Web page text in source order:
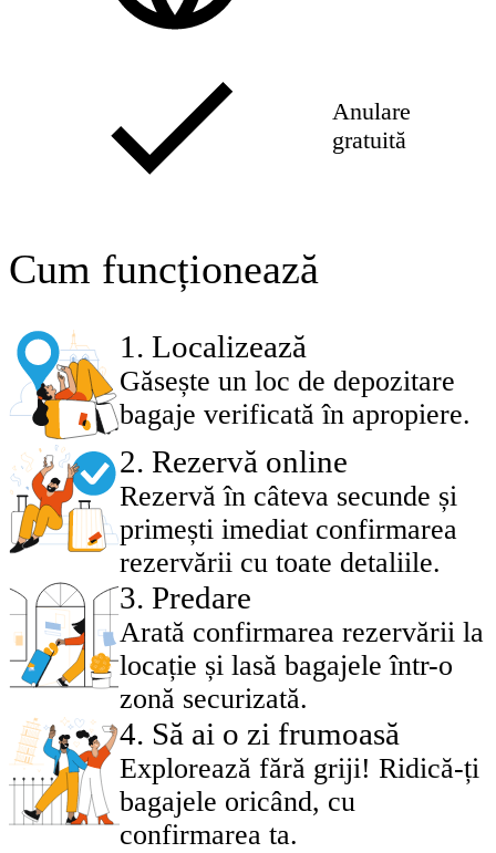
Anulare
gratuită
Cum funcționează
1 . Localizează
Găsește un loc de depozitare
bagaje verificată în apropiere.
2. Rezervă online
Rezervă în câteva secunde și
primești imediat confirmarea
rezervării cu toate detaliile.
3. Predare
Arată confirmarea rezervării la
locație și lasă bagajele într-o
zonă securizată.
4. Să ai o zi frumoasă
Explorează fără griji! Ridică-ți
bagajele oricând, cu
confirmarea ta.